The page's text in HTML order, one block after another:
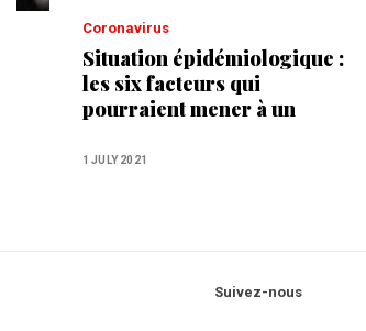
Coronavirus
Situation épidémiologique :
les six facteurs qui
pourraient mener à un
1 JULY 2021
Suivez-nous